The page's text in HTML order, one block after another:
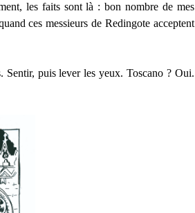
les faits sont là : bon nombre de mes
ces messieurs de Redingote acceptent
Sentir, puis lever les yeux. Toscano ? Oui.